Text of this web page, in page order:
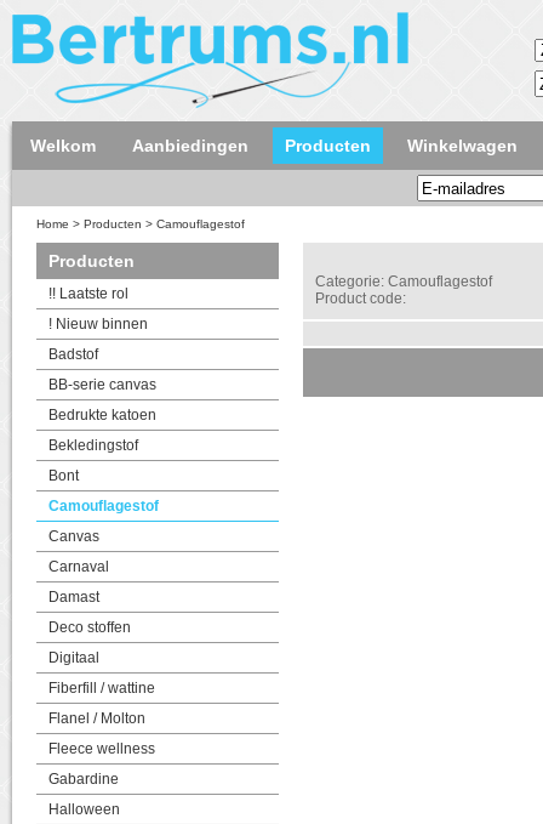
Welkom Aanbiedingen Producten Winkelwagen
Home > Producten > Camouflagestof
Producten
!! Laatste rol
! Nieuw binnen
Badstof
BB-serie canvas
Bedrukte katoen
Bekledingstof
Bont
Camouflagestof
Canvas
Carnaval
Damast
Deco stoffen
Digitaal
Fiberfill / wattine
Flanel / Molton
Fleece wellness
Gabardine
Halloween
Categorie: Camouflagestof
Product code: